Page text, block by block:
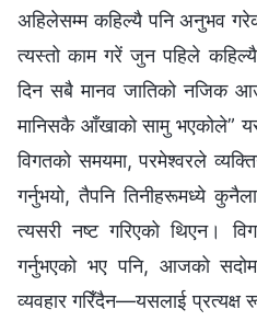
अहिलेसम्म कहिल्यै पनि अनुभव
त्यस्तो काम गरें जुन पहिले कहिल्यै
दिन सबै मानव जातिको नजिक
मानिसकै आँखाको सामु भएकोले”
विगतको समयमा, परमेश्‍वरले
गर्नुभयो, तैपनि तिनीहरूमध्ये
त्यसरी नष्ट गरिएको थिएन।
गर्नुभएको भए पनि, आजको
व्यवहार गरिँदैन—यसलाई प्रत्यक्ष